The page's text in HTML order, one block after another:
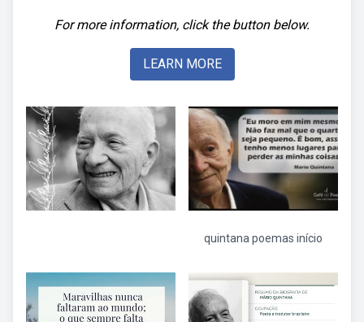
For more information, click the button below.
LEARN MORE
quintana poemas início